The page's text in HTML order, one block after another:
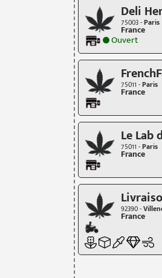
Deli
75003 -Paris
France
Ouvert
75011 -Paris
France
Le Lab
75011 -Paris
France
92390 -
France